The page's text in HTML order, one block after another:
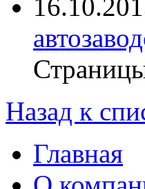
Назад к
Главная